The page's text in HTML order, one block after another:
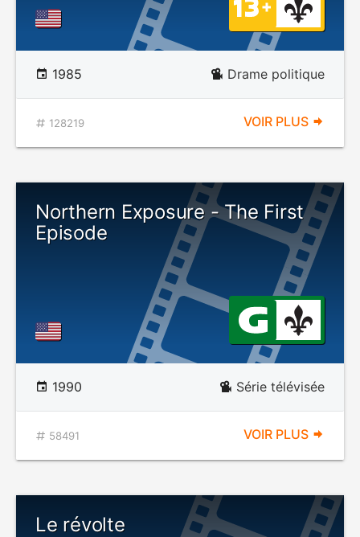
1985 Drame politique
128219 VOIR PLUS
Northern Exposure - The First
Episode
1990 Série télévisée
58491 VOIR PLUS
Le révolte